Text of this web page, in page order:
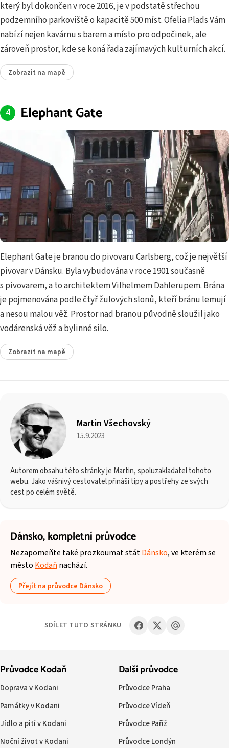
který byl dokončen v roce 2016, je v podstatě střechou
podzemního parkoviště o kapacitě 500 míst. Ofelia Plads Vám
nabízí nejen kavárnu s barem a místo pro odpočinek, ale
zároveň prostor, kde se koná řada zajímavých kulturních akcí.
Zobrazit na mapě
Elephant Gate
Elephant Gate je branou do pivovaru Carlsberg, což je největší
pivovar v Dánsku. Byla vybudována v roce 1901 současně
s pivovarem, a to architektem Vilhelmem Dahlerupem. Brána
je pojmenována podle čtyř žulových slonů, kteří bránu lemují
a nesou malou věž. Prostor nad branou původně sloužil jako
vodárenská věž a bylinné silo.
Zobrazit na mapě
Martin Všechovský
15.9.2023
Autorem obsahu této stránky je Martin, spoluzakladatel tohoto
webu. Jako vášnivý cestovatel přináší tipy a postřehy ze svých
cest po celém světě.
Dánsko,kompletní průvodce
Nezapomeňte také prozkoumat státDánsko, ve kterém se
město Kodaň nachází.
Přejít na průvodce Dánsko
SDÍLET TUTO STRÁNKU
Průvodce Kodaň
Doprava v Kodani
Památky v Kodani
Jídlo a pití v Kodani
Noční život v Kodani
Další průvodce
Průvodce Praha
Průvodce Vídeň
Průvodce Paříž
Průvodce Londýn